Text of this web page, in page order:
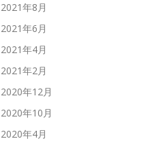
2021年8月
2021年6月
2021年4月
2021年2月
2020年12月
2020年10月
2020年4月